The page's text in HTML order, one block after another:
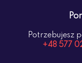
Potrzebujesz
+48 577